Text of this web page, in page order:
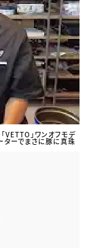
VETTO」ワンオフモデ
ターでまさに豚に真珠